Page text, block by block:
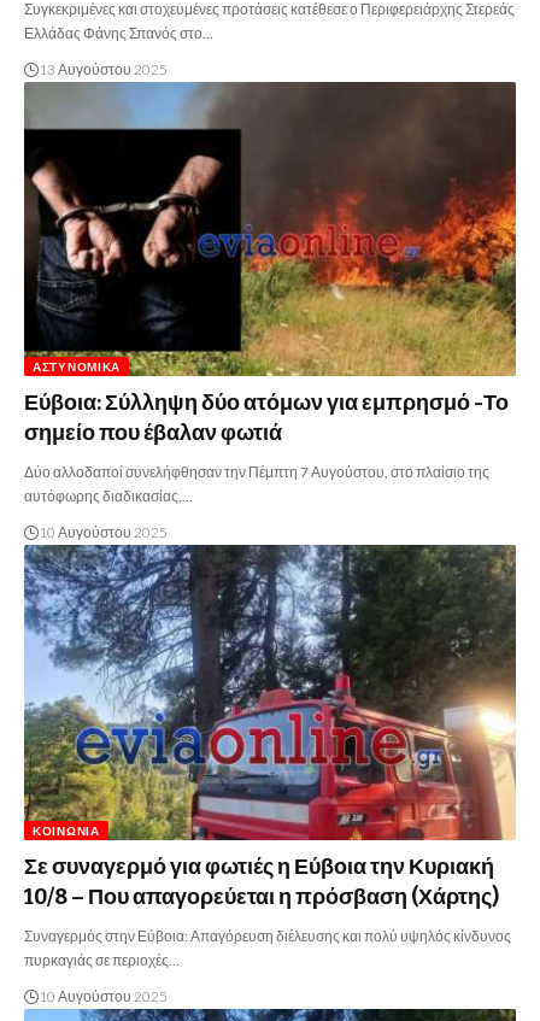
Συγκεκριμένες και στοχευμένες προτάσεις κατέθεσε ο Περιφερειάρχης Στερεάς
Ελλάδας Φάνης Σπανός στο…
13 Αυγούστου 2025
ΑΣΤΥΝΟΜΙΚΆ
Εύβοια: Σύλληψη δύο ατόμων για εμπρησμό -Το
σημείο που έβαλαν φωτιά
Δύο αλλοδαποί συνελήφθησαν την Πέμπτη 7 Αυγούστου, στο πλαίσιο της
αυτόφωρης διαδικασίας,…
10 Αυγούστου 2025
ΚΟΙΝΩΝΊΑ
Σε συναγερμό για φωτιές η Εύβοια την Κυριακή
10/8 – Που απαγορεύεται η πρόσβαση (Χάρτης)
Συναγερμός στην Εύβοια: Απαγόρευση διέλευσης και πολύ υψηλός κίνδυνος
πυρκαγιάς σε περιοχές…
10 Αυγούστου 2025